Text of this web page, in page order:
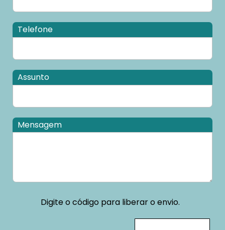
Telefone
Assunto
Mensagem
Digite o código para liberar o envio.